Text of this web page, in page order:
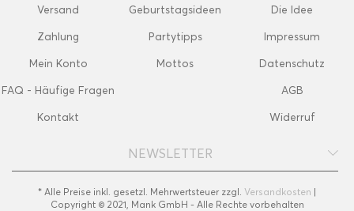
Versand
Zahlung
Mein Konto
FAQ - Häufige Fragen
Kontakt
Geburtstagsideen
Partytipps
Mottos
Die Idee
Impressum
Datenschutz
AGB
Widerruf
NEWSLETTER
* Alle Preise inkl. gesetzl. Mehrwertsteuer zzgl. Versandkosten |
Copyright © 2021, Mank GmbH - Alle Rechte vorbehalten